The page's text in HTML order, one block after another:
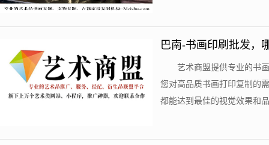
巴南-书画印刷批发，
艺术商盟提供专业的书
您对高品质书画打印复制的
都能达到最佳的视觉效果和